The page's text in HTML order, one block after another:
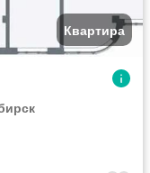
Квартира